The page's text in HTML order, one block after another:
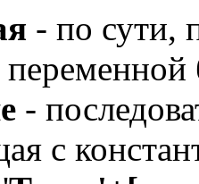
- по сути,
-
с